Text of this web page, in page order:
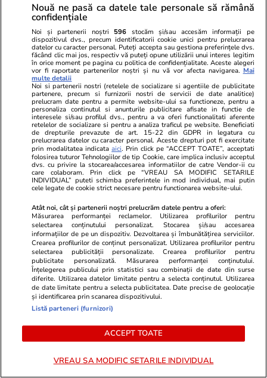
mâna inculpatului Ciprian Ciucu” autorizațiile
de construire din București
Educație 17:52
Cum au pierdut mai mulți profesori examenul
de Titularizare 2026 din cauza unor aplicații de
ride-sharing
Stiri Mondene 17:51
Reacția Mirelei Vaida după ce a fost numită
„isterică”: „Păi voi nu știți ce am făcut în Asia
Express! Nu mă cunoașteți!?”
Știri Externe 17:45
Directorul FBI Kash Patel intenționează să
efectueze o vizită „neobișnuită și delicată” în
Rusia
Citește mai multe
Nouă ne pasă ca datele tale personale să rămână
confidențiale
Noi și partenerii noștri 596 stocăm și/sau accesăm informații pe
dispozitivul dvs., precum identificatorii cookie unici pentru prelucrarea
datelor cu caracter personal. Puteți accepta sau gestiona preferințele dvs.
făcând clic mai jos, respectiv vă puteți opune utilizării unui interes legitim
în orice moment pe pagina cu politica de confidențialitate. Aceste alegeri
vor fi raportate partenerilor noștri și nu vă vor afecta navigarea. Mai
multe detalii
Noi si partenerii nostri (retelele de socializare si agentiile de publicitate
partenere, precum si furnizorii nostri de servicii de date analitice)
prelucram date pentru a permite website-ului sa functioneze, pentru a
personaliza continutul si anunturile publicitare afisate in functie de
interesele si/sau profilul dvs., pentru a va oferi functionalitati aferente
retelelor de socializare si pentru a analiza traficul pe website. Beneficiati
de drepturile prevazute de art. 15-22 din GDPR in legatura cu
prelucrarea datelor cu caracter personal. Aceste drepturi pot fi exercitate
prin modalitatea indicataaici. Prin click pe “ACCEPT TOATE”, acceptati
folosirea tuturor Tehnologiilor de tip Cookie, care implica inclusiv acceptul
dvs. cu privire la stocarea/accesarea informatiilor de catre Vendor-ii cu
care colaboram. Prin click pe “VREAU SA MODIFIC SETARILE
INDIVIDUAL” puteti schimba preferintele in mod individual, mai putin
cele legate de cookie strict necesare pentru functionarea website-ului.
Atât noi, cât și partenerii noștri prelucrăm datele pentru a oferi:
Măsurarea performanței reclamelor. Utilizarea profilurilor pentru
selectarea conținutului personalizat. Stocarea și/sau accesarea
informațiilor de pe un dispozitiv. Dezvoltarea și îmbunătățirea serviciilor.
Crearea profilurilor de conținut personalizat. Utilizarea profilurilor pentru
selectarea publicității personalizate. Crearea profilurilor pentru
publicitate personalizată. Măsurarea performanței conținutului.
Înțelegerea publicului prin statistici sau combinații de date din surse
diferite. Utilizarea datelor limitate pentru a selecta conținutul. Utilizarea
de date limitate pentru a selecta publicitatea. Date precise de geolocație
și identificarea prin scanarea dispozitivului.
Listă parteneri (furnizori)
ACCEPT TOATE
VREAU SA MODIFIC SETARILE INDIVIDUAL